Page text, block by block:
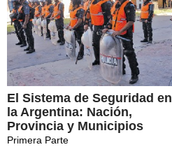
El Sistema de Seguridad en
la Argentina: Nación,
Provincia y Municipios
Primera Parte